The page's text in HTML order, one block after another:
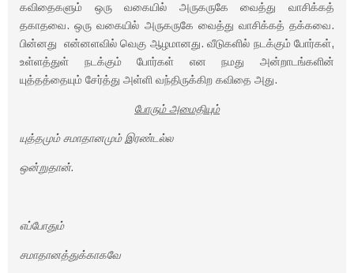
கவிதைகளும் ஒரு வகையில் அருகருகே வைத்து வாசிக்கத்
தகாதவை. ஒரு வகையில் அருகருகே வைத்து வாசிக்கத் தக்கவை.
பின்னது என்னளவில் வெகு ஆழமானது. வீடுகளில் நடக்கும் போர்கள்,
உள்ளத்துள் நடக்கும் போர்கள் என நமது அன்றாடங்களின்
யுத்தத்தையும் சேர்த்து அள்ளி வந்திருக்கிற கவிதை அது.
போரும் அமைதியும்
யுத்தமும் சமாதானமும் இரண்டல்ல
ஒன்றுதான்.
எப்போதும்
சமாதானத்துக்காகவே